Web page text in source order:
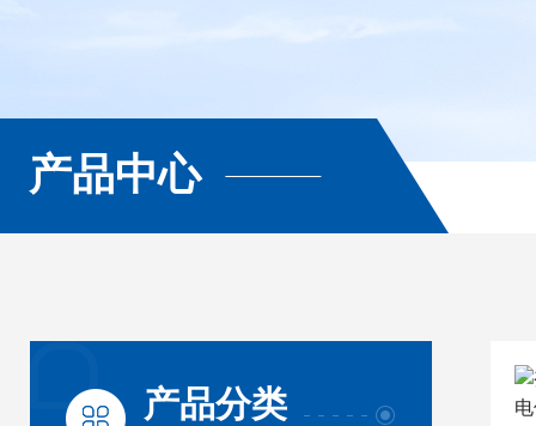
产品中心
产品分类